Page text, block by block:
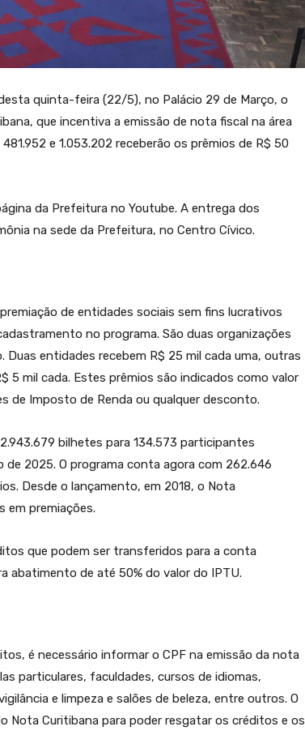
quinta-feira (22/5), no Palácio 29 de Março, o
que incentiva a emissão de nota fiscal na área
e 1.053.202 receberão os prêmios de R$ 50
da Prefeitura no Youtube. A entrega dos
na sede da Prefeitura, no Centro Cívico.
de entidades sociais sem fins lucrativos
no programa. São duas organizações
entidades recebem R$ 25 mil cada uma, outras
5 mil cada. Estes prêmios são indicados como valor
de Imposto de Renda ou qualquer desconto.
bilhetes para 134.573 participantes
2025. O programa conta agora com 262.646
Desde o lançamento, em 2018, o Nota
em premiações.
que podem ser transferidos para a conta
abatimento de até 50% do valor do IPTU.
é necessário informar o CPF na emissão da nota
particulares, faculdades, cursos de idiomas,
e limpeza e salões de beleza, entre outros. O
Curitibana para poder resgatar os créditos e os